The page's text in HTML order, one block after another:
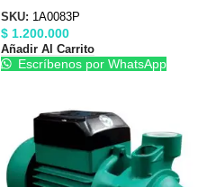
SKU: 1A0083P
$ 1.200.000
Añadir Al Carrito
Escríbenos por WhatsApp